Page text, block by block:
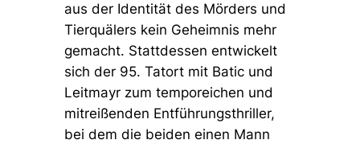
aus der Identität des Mörders und
Tierquälers kein Geheimnis mehr
gemacht. Stattdessen entwickelt
sich der 95. Tatort mit Batic und
Leitmayr zum temporeichen und
mitreißenden Entführungsthriller,
bei dem die beiden einen Mann